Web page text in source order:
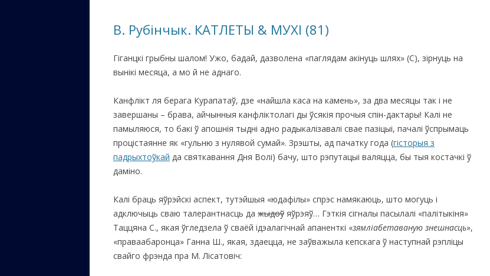
КАЛИНКОВИЧАХ СЕЙЧАС
ОЗАРИЧИ
САЙТУ
ВАШИ ПИСЬМА
ОТЗЫВЫ, ПРЕДЛОЖЕНИЯ,
УТОЧНЕНИЯ, ДОПОЛНЕНИЯ
КТО КОГО ИЩЕТ
В. Рубінчык. КАТЛЕТЫ & МУХІ (81)
Гіганцкі грыбны шалом! Ужо, бадай, дазволена «паглядам акінуць шлях» (С), зірнуць на
вынікі месяца, а мо й не аднаго.
Канфлікт ля берага Курапатаў, дзе «найшла каса на камень», за два месяцы так і не
завершаны – брава, айчынныя канфліктолагі ды ўсякія прочыя спін-дактары! Калі не
памыляюся, то бакі ў апошнія тыдні адно радыкалізавалі свае пазіцыі, пачалі ўспрымаць
процістаянне як «гульню з нулявой сумай». Зрэшты, ад пачатку года (гісторыя з
падрыхтоўкай да святкавання Дня Волі) бачу, што рэпутацыі валяцца, бы тыя костачкі ў
даміно.
Калі браць яўрэйскі аспект, тутэйшыя «юдафілы» спрэс намякаюць, што могуць і
адключыць сваю талерантнасць да жыдоў яўрэяў… Гэткія сігналы пасылалі «палітыкіня»
Таццяна С., якая ўгледзела ў сваёй ідэалагічнай апаненткі «зямліабетаваную знешнасць»,
«праваабаронца» Ганна Ш., якая, здаецца, не заўважыла кепскага ў наступнай рэпліцы
свайго фрэнда пра М. Лісатовіч: